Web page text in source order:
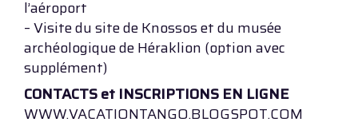
l’aéroport
– Visite du site de Knossos et du musée
archéologique de Héraklion (option avec
supplément)
CONTACTS et INSCRIPTIONS EN LIGNE
WWW.VACATIONTANGO.BLOGSPOT.COM